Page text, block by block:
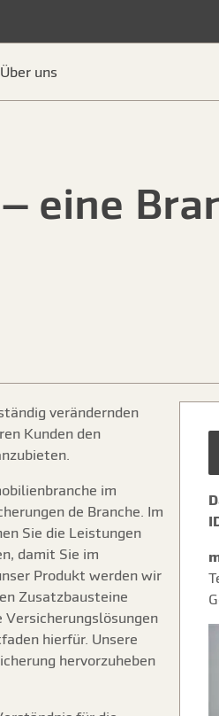
Über uns
eine
verändernden
Kunden den
im
de Branche. Im
Sie die Leistungen
damit Sie im
Produkt werden wir
Zusatzbausteine
hierfür. Unsere
hervorzuheben